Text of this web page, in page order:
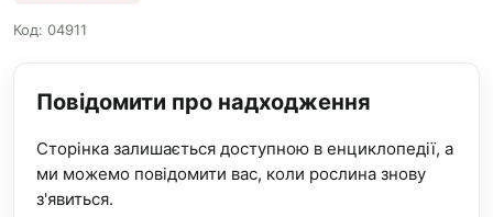
Код: 04911
Повідомити про надходження
Сторінка залишається доступною в енциклопедії, а
ми можемо повідомити вас, коли рослина знову
з'явиться.